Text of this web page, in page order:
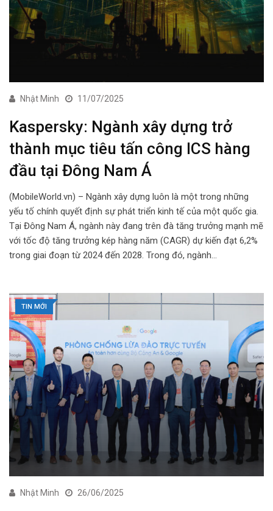
Nhật Minh 11/07/2025
Kaspersky: Ngành xây dựng trở
thành mục tiêu tấn công ICS hàng
đầu tại Đông Nam Á
(MobileWorld.vn) – Ngành xây dựng luôn là một trong những
yếu tố chính quyết định sự phát triển kinh tế của một quốc gia.
Tại Đông Nam Á, ngành này đang trên đà tăng trưởng mạnh mẽ
với tốc độ tăng trưởng kép hàng năm (CAGR) dự kiến đạt 6,2%
trong giai đoạn từ 2024 đến 2028. Trong đó, ngành…
TIN MỚI
Nhật Minh 26/06/2025